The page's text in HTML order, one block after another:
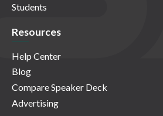
Students
Resources
Help Center
Blog
Compare Speaker Deck
Advertising